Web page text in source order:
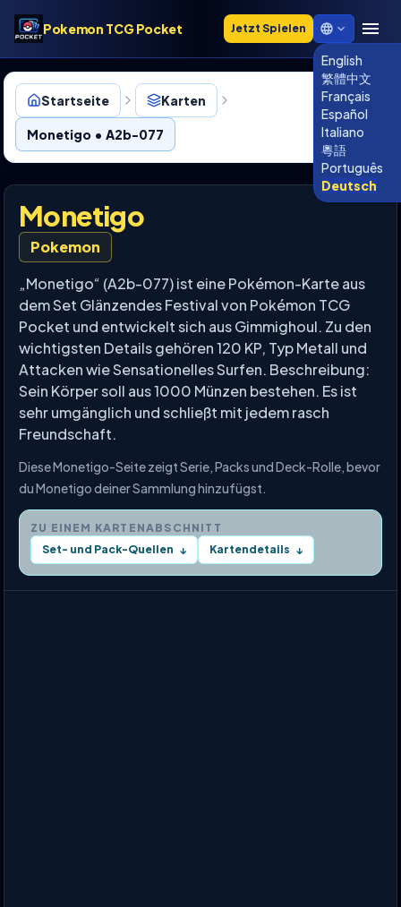
Pokemon TCG Pocket Jetzt Spielen
English
繁體中文
Français
Español
Italiano
粵語
Português
Deutsch
Startseite Karten
Monetigo • A2b-077
Monetigo
Pokemon
„Monetigo“ (A2b-077) ist eine Pokémon-Karte aus
dem Set Glänzendes Festival von Pokémon TCG
Pocket und entwickelt sich aus Gimmighoul. Zu den
wichtigsten Details gehören 120 KP, Typ Metall und
Attacken wie Sensationelles Surfen. Beschreibung:
Sein Körper soll aus 1000 Münzen bestehen. Es ist
sehr umgänglich und schließt mit jedem rasch
Freundschaft.
Diese Monetigo-Seite zeigt Serie, Packs und Deck-Rolle, bevor
du Monetigo deiner Sammlung hinzufügst.
ZU EINEM KARTENABSCHNITT
Set- und Pack-Quellen ↓ Kartendetails ↓